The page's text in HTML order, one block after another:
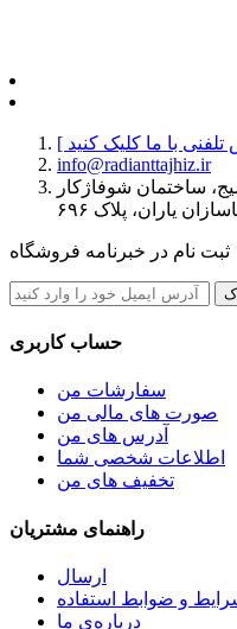
info@radianttajhiz.ir
ساختمان شوفاژکار
یاران، پلاک ۶۹۶
ثبت نام در خبرنامه فروشگاه
حساب کاربری
سفارشات من
صورت های مالی من
آدرس های من
اطلاعات شخصی شما
تخفیف های من
راهنمای مشتریان
ارسال
و ضوابط استفاده
درباره‌ی ما